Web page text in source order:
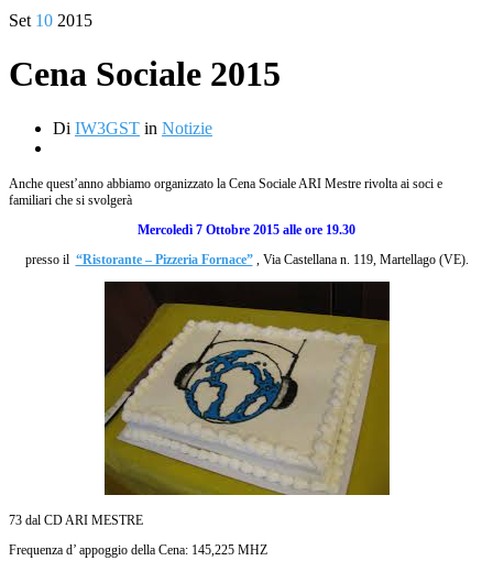
Set 10 2015
Cena Sociale 2015
Di IW3GST in Notizie
Anche quest’anno abbiamo organizzato la Cena Sociale ARI Mestre rivolta ai soci e
familiari che si svolgerà
Mercoledì 7 Ottobre 2015 alle ore 19.30
presso il “Ristorante – Pizzeria Fornace”, Via Castellana n. 119, Martellago (VE).
73 dal CD ARI MESTRE
Frequenza d’ appoggio della Cena: 145,225 MHZ